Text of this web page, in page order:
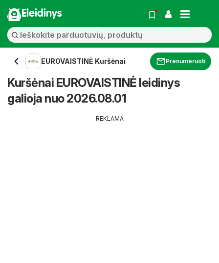
Eleidinys
EUROVAISTINĖ Kuršėnai Prenumeruoti
Kuršėnai EUROVAISTINĖ leidinys
galioja nuo 2026.08.01
REKLAMA